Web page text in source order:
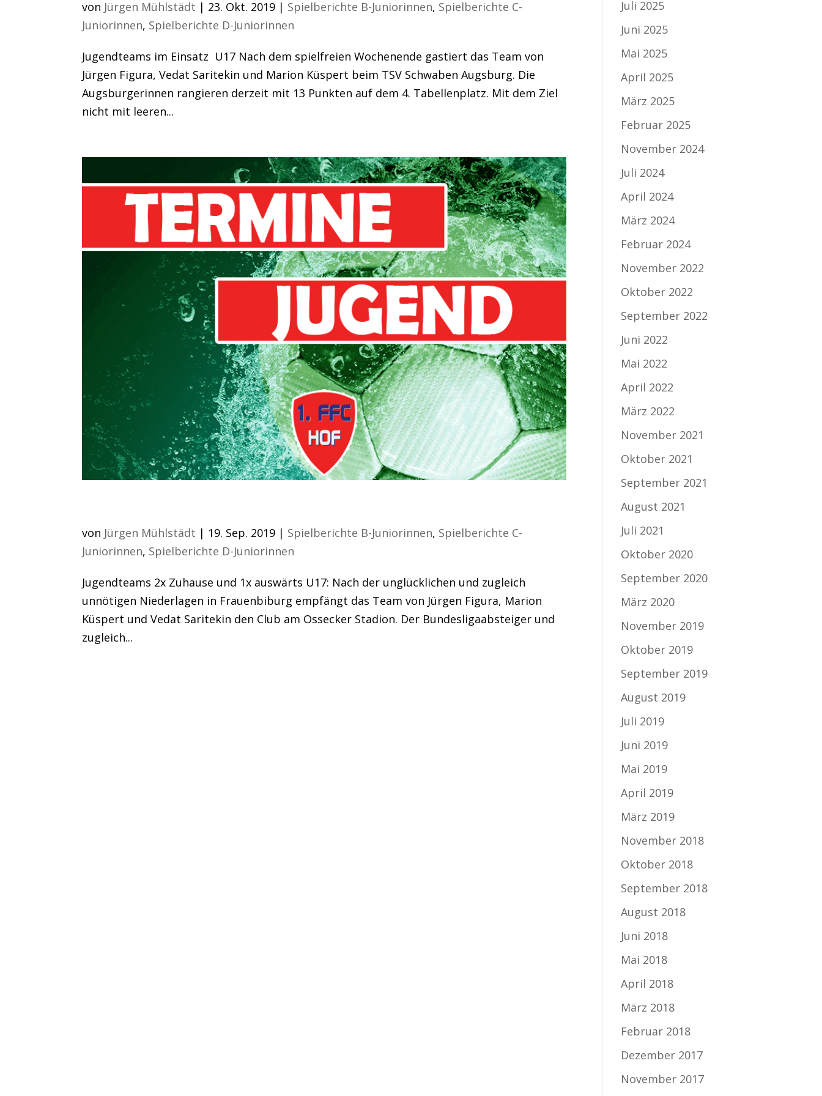
von Jürgen Mühlstädt | 23. Okt. 2019 | Spielberichte B-Juniorinnen, Spielberichte C-
Juniorinnen, Spielberichte D-Juniorinnen
Jugendteams im Einsatz U17 Nach dem spielfreien Wochenende gastiert das Team von
Jürgen Figura, Vedat Saritekin und Marion Küspert beim TSV Schwaben Augsburg. Die
Augsburgerinnen rangieren derzeit mit 13 Punkten auf dem 4. Tabellenplatz. Mit dem Ziel
nicht mit leeren...
von Jürgen Mühlstädt | 19. Sep. 2019 | Spielberichte B-Juniorinnen, Spielberichte C-
Juniorinnen, Spielberichte D-Juniorinnen
Jugendteams 2x Zuhause und 1x auswärts U17: Nach der unglücklichen und zugleich
unnötigen Niederlagen in Frauenbiburg empfängt das Team von Jürgen Figura, Marion
Küspert und Vedat Saritekin den Club am Ossecker Stadion. Der Bundesligaabsteiger und
zugleich...
Juli 2025
Juni 2025
Mai 2025
April 2025
März 2025
Februar 2025
November 2024
Juli 2024
April 2024
März 2024
Februar 2024
November 2022
Oktober 2022
September 2022
Juni 2022
Mai 2022
April 2022
März 2022
November 2021
Oktober 2021
September 2021
August 2021
Juli 2021
Oktober 2020
September 2020
März 2020
November 2019
Oktober 2019
September 2019
August 2019
Juli 2019
Juni 2019
Mai 2019
April 2019
März 2019
November 2018
Oktober 2018
September 2018
August 2018
Juni 2018
Mai 2018
April 2018
März 2018
Februar 2018
Dezember 2017
November 2017